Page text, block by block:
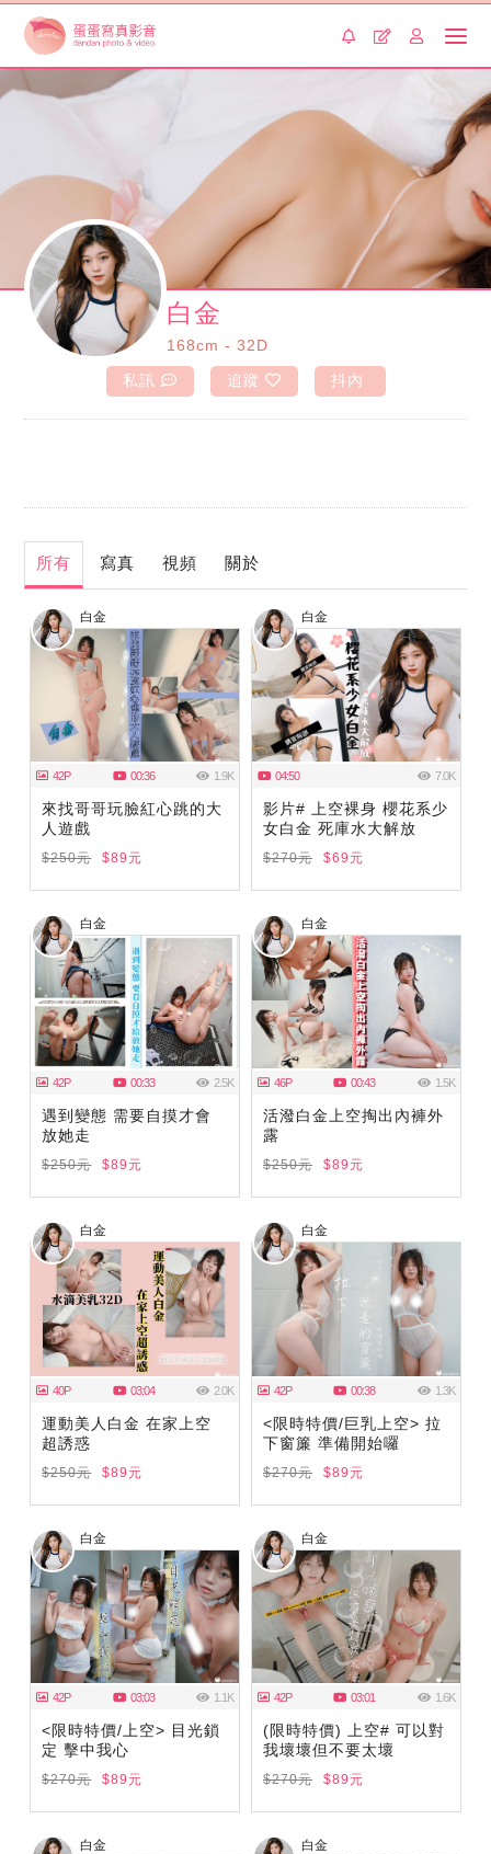
白金
168cm - 32D
私訊
追蹤 抖內
所有 寫真 視頻 關於
白金
42P 00:36 1.9K
來找哥哥玩臉紅心跳的大
人遊戲
$250元 $89元
白金
04:50 7.0K
影片# 上空裸身 櫻花系少
女白金 死庫水大解放
$270元 $69元
白金
42P 00:33 2.5K
遇到變態 需要自摸才會
放她走
$250元 $89元
白金
46P 00:43 1.5K
活潑白金上空掏出內褲外
露
$250元 $89元
白金
40P 03:04 2.0K
運動美人白金 在家上空
超誘惑
$250元 $89元
白金
42P 00:38 1.3K
<限時特價/巨乳上空> 拉
下窗簾 準備開始囉
$270元 $89元
白金
42P 03:03 1.1K
<限時特價/上空> 目光鎖
定 擊中我心
$270元 $89元
白金
42P 03:01 1.6K
(限時特價) 上空# 可以對
我壞壞但不要太壞
$270元 $89元
白金 白金